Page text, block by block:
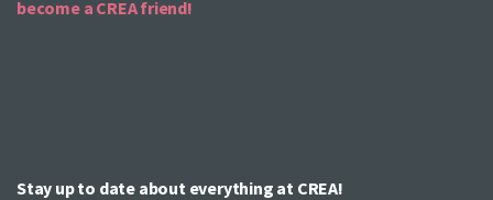
become a CREA friend!
Stay up to date about everything at CREA!